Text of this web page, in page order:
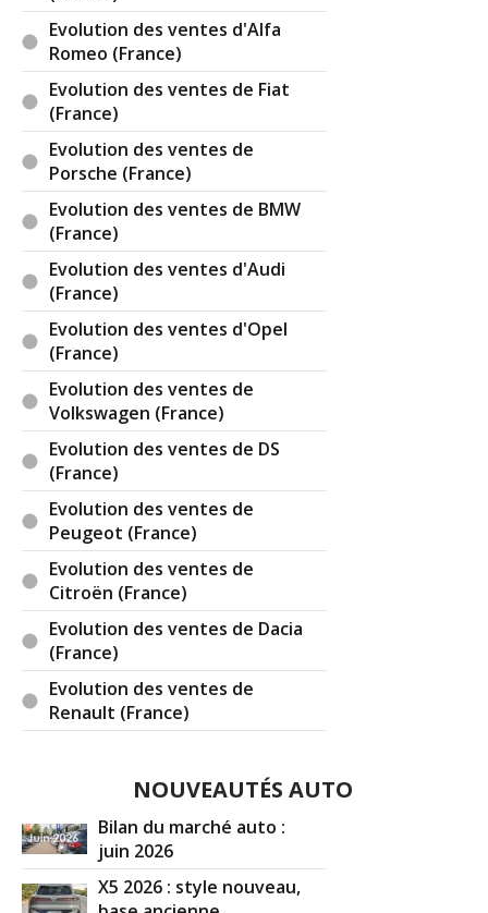
Evolution des ventes d'Alfa
Romeo (France)
Evolution des ventes de Fiat
(France)
Evolution des ventes de
Porsche (France)
Evolution des ventes de BMW
(France)
Evolution des ventes d'Audi
(France)
Evolution des ventes d'Opel
(France)
Evolution des ventes de
Volkswagen (France)
Evolution des ventes de DS
(France)
Evolution des ventes de
Peugeot (France)
Evolution des ventes de
Citroën (France)
Evolution des ventes de Dacia
(France)
Evolution des ventes de
Renault (France)
NOUVEAUTÉS AUTO
Bilan du marché auto :
juin 2026
X5 2026 : style nouveau,